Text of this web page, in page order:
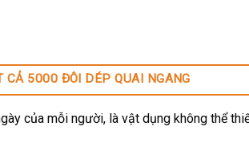
CẢ 5000 ĐÔI DÉP QUAI NGANG
của mỗi người, là vật dụng không thể